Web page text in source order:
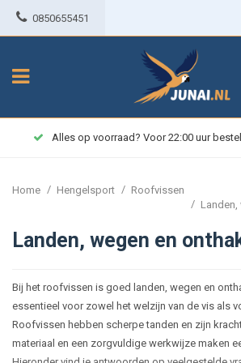
0850655451
Alles op voorraad? Voor 22:00 uur
Home / Hengelsport / Roofvissen
/ Landen,
Landen, wegen en
Bij het roofvissen is goed landen, wegen en
essentieel voor zowel het welzijn van de vis als
Roofvissen hebben scherpe tanden en zijn
materiaal en een zorgvuldige werkwijze maken